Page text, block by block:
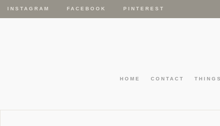
INSTAGRAM FACEBOOK PINTEREST
HOME CONTACT